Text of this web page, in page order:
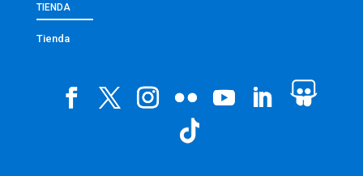
TIENDA
Tienda